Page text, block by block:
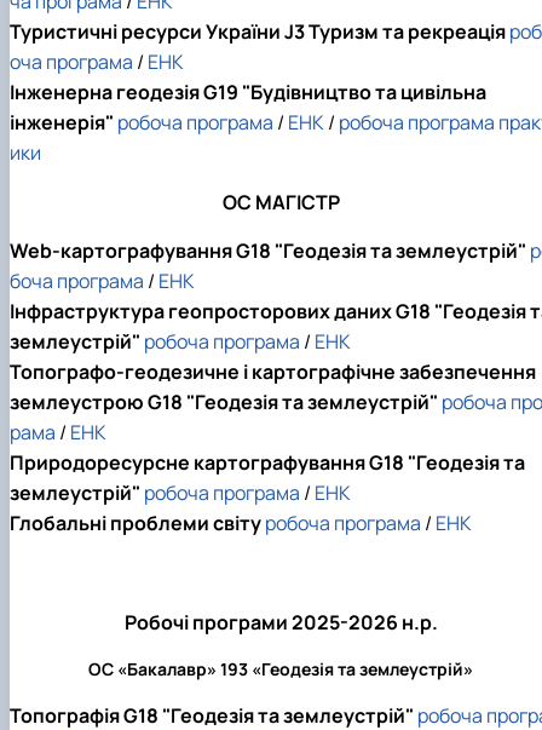
Туристичні ресурси України J3 Туризм та рекреаціяроб
оча програма / ЕНК
Інженерна геодезія G19 "Будівництво та цивільна
інженерія" робоча програма / ЕНК/ робоча програма
ики
ОС МАГІСТР
Web-картографування G18 "Геодезія та землеустрій"
боча програма / ЕНК
Інфраструктура геопросторових данихG18 "Геодезія
землеустрій" робоча програма / ЕНК
Топографо-геодезичне і картографічне забезпечення
землеустрою G18 "Геодезія та землеустрій" робоча
рама / ЕНК
Природоресурсне картографування G18 "Геодезія та
землеустрій" робоча програма / ЕНК
Глобальні проблеми світуробоча програма / ЕНК
Робочі програми 2025-2026 н.р.
ОС «Бакалавр» 193 «Геодезія та землеустрій»
Топографія G18 "Геодезія та землеустрій" робоча